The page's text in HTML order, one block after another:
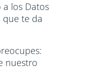
los Datos
que te da
nuestro